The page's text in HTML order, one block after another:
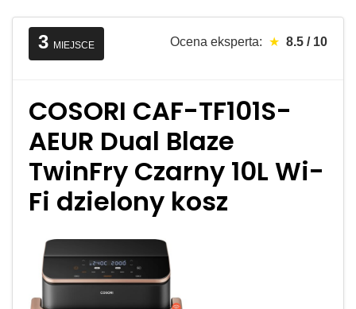
3 MIEJSCE Ocena eksperta: ★ 8.5 / 10
COSORI CAF-TF101S-
AEUR Dual Blaze
TwinFry Czarny 10L Wi-
Fi dzielony kosz